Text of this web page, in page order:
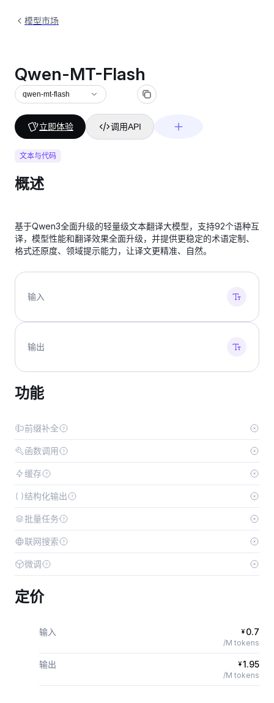
模型市场
Qwen-MT-Flash
qwen-mt-flash
立即体验 调用API
文本与代码
概述
基于Qwen3全面升级的轻量级文本翻译大模型，支持92个语种互
译，模型性能和翻译效果全面升级，并提供更稳定的术语定制、
格式还原度、领域提示能力，让译文更精准、自然。
输入
输出
功能
前缀补全
函数调用
缓存
结构化输出
批量任务
联网搜索
微调
定价
输入 ¥ 0.7
/M tokens
输出 ¥1.95
/M tokens